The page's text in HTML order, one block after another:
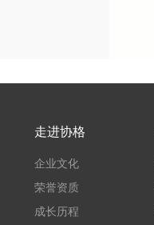
走进协格
企业文化
荣誉资质
成长历程